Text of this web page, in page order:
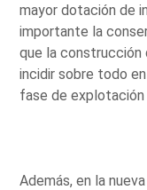
mayor dotación de
importante la
que la construcción
incidir sobre todo
fase de explotación
Además, en la